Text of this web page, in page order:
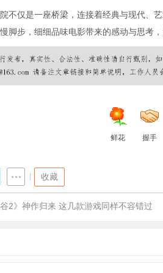
不仅是一座桥梁，连接着经典与现代、
脚步，细细品味电影带来的感动与思考
鲜花 握手
收藏
谷2》神作归来 这几款游戏同样不容错过